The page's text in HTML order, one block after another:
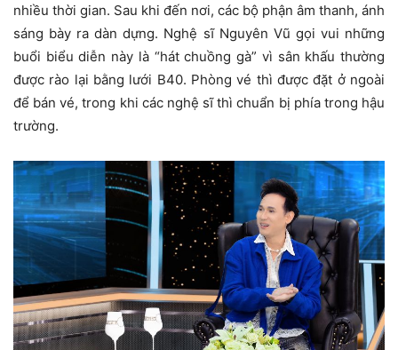
nhiều thời gian. Sau khi đến nơi, các bộ phận âm thanh, ánh
sáng bày ra dàn dựng. Nghệ sĩ Nguyên Vũ gọi vui những
buổi biểu diễn này là “hát chuồng gà” vì sân khấu thường
được rào lại bằng lưới B40. Phòng vé thì được đặt ở ngoài
để bán vé, trong khi các nghệ sĩ thì chuẩn bị phía trong hậu
trường.